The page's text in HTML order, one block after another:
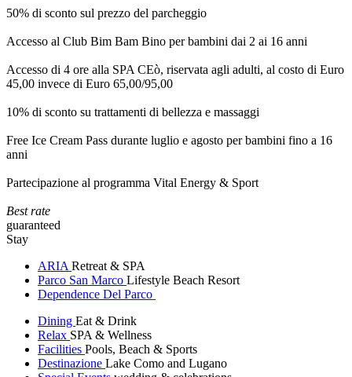
50% di sconto sul prezzo del parcheggio
Accesso al Club Bim Bam Bino per bambini dai 2 ai 16 anni
Accesso di 4 ore alla SPA CEò, riservata agli adulti, al costo di Euro
45,00 invece di Euro 65,00/95,00
10% di sconto su trattamenti di bellezza e massaggi
Free Ice Cream Pass durante luglio e agosto per bambini fino a 16
anni
Partecipazione al programma Vital Energy & Sport
Best rate
guaranteed
Stay
ARIA Retreat & SPA
Parco San Marco Lifestyle Beach Resort
Dependence Del Parco
Dining Eat & Drink
Relax SPA & Wellness
Facilities Pools, Beach & Sports
Destinazione Lake Como and Lugano